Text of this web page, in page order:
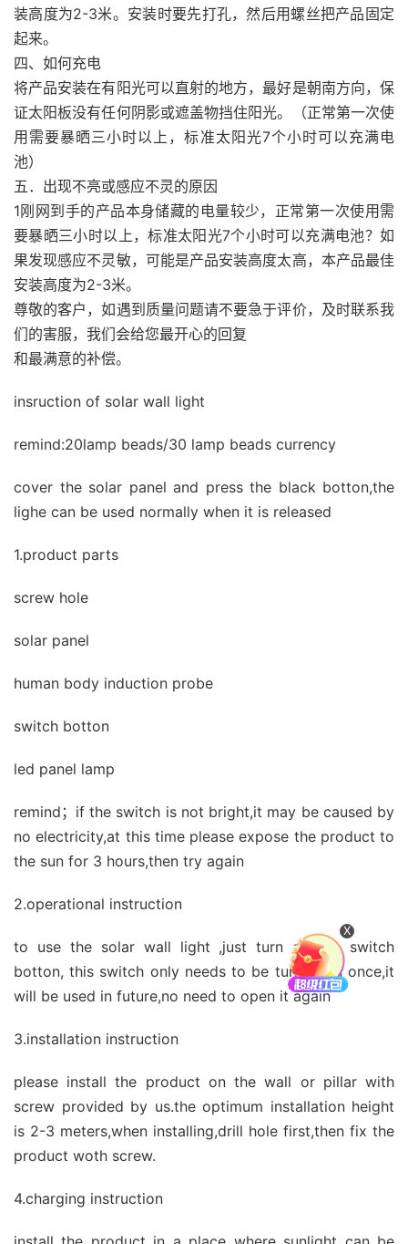
装高度为2-3米。安装时要先打孔，然后用螺丝把产品固定
起来。
四、如何充电
将产品安装在有阳光可以直射的地方，最好是朝南方向，保
证太阳板没有任何阴影或遮盖物挡住阳光。（正常第一次使
用需要暴晒三小时以上，标准太阳光7个小时可以充满电
池）
五．出现不亮或感应不灵的原因
1刚网到手的产品本身储藏的电量较少，正常第一次使用需
要暴晒三小时以上，标准太阳光7个小时可以充满电池？如
果发现感应不灵敏，可能是产品安装高度太高，本产品最佳
安装高度为2-3米。
尊敬的客户，如遇到质量问题请不要急于评价，及时联系我
们的害服，我们会给您最开心的回复
和最满意的补偿。
insruction of solar wall light
remind:20lamp beads/30 lamp beads currency
cover the solar panel and press the black botton,the
lighe can be used normally when it is released
1.product parts
screw hole
solar panel
human body induction probe
switch botton
led panel lamp
remind；if the switch is not bright,it may be caused by
no electricity,at this time please expose the product to
the sun for 3 hours,then try again
2.operational instruction
to use the solar wall light ,just turn on the switch
botton, this switch only needs to be turned on once,it
will be used in future,no need to open it again
3.installation instruction
please install the product on the wall or pillar with
screw provided by us.the optimum installation height
is 2-3 meters,when installing,drill hole first,then fix the
product woth screw.
4.charging instruction
X